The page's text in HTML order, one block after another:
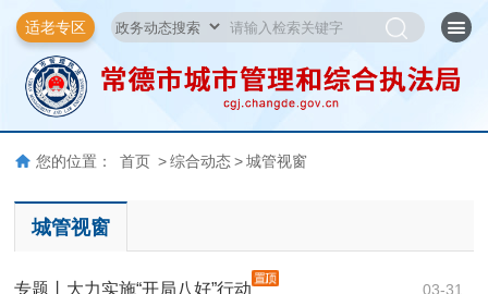
适老专区
您的位置： 首页 > 综合动态 > 城管视窗
城管视窗
03-31
专题丨大力实施“开局八好”行动